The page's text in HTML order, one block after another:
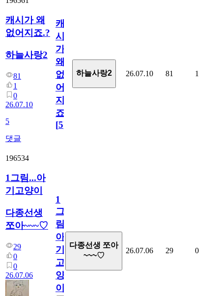
캐시가 왜
없어지죠.?
하늘사랑2
81
1
0
26.07.10
5
댓글
캐
시
가
왜
없
어
지
죠.?
[5]
하늘사랑2 26.07.10 81 1
196534
1그림...아
기고양이
다종선생
쪼아~~~♡
29
0
0
26.07.06
1
그
림...
아
기
고
양
이
다종선생 쪼아
~~~♡
26.07.06 29 0